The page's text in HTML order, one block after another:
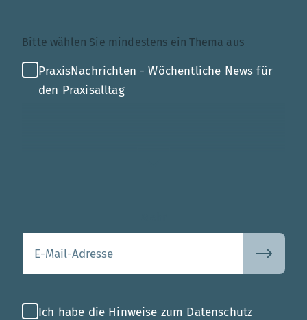
Bitte wählen Sie mindestens ein Thema aus
PraxisNachrichten - Wöchentliche News für
den Praxisalltag
Ich habe die Hinweise zum Datenschutz